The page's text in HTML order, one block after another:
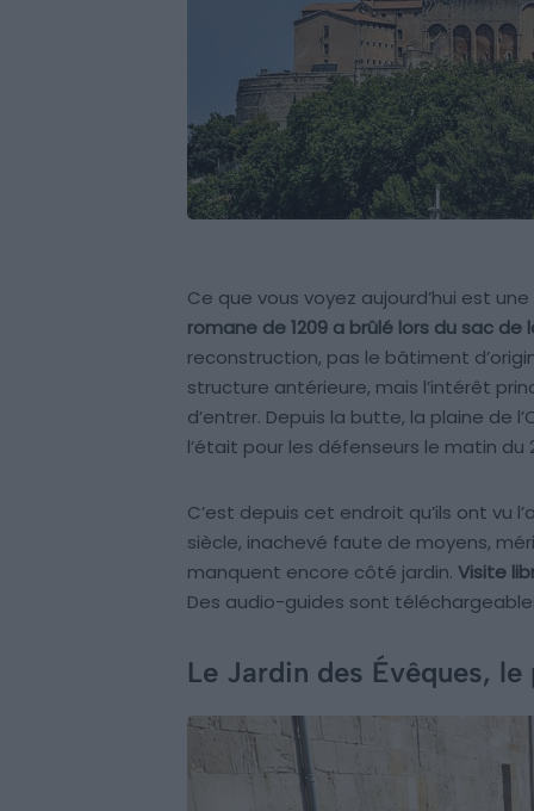
Ce que vous voyez aujourd’hui est
romane de 1209 a brûlé lors du sac de
reconstruction, pas le bâtiment
structure antérieure, mais l’intérêt
d’entrer. Depuis la butte, la plaine de
l’était pour les défenseurs le matin du
C’est depuis cet endroit qu’ils ont vu
siècle, inachevé faute de moyens,
manquent encore côté jardin. Visite
Des audio-guides sont
Le Jardin des Évêques,